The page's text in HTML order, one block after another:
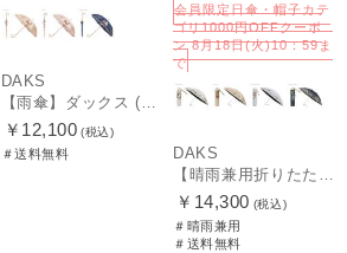
DAKS
【雨傘】ダックス (DAKS) ダックスベア サテン
￥12,100 (税込)
＃送料無料
会員限定日傘・帽子カテ
ゴリ1000円OFFクーポ
ン 8月18日(火)10：59ま
で
DAKS
【晴雨兼用折りたたみ日傘】ダックス（DAKS）街並み 遮光100％ UV100％ 軽量 日本製
￥14,300 (税込)
＃晴雨兼用
＃送料無料